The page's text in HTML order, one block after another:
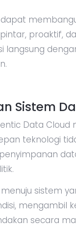
proaktif,
langsung
Sistem
Data Cloud
teknologi
sistem
mengambil
secara